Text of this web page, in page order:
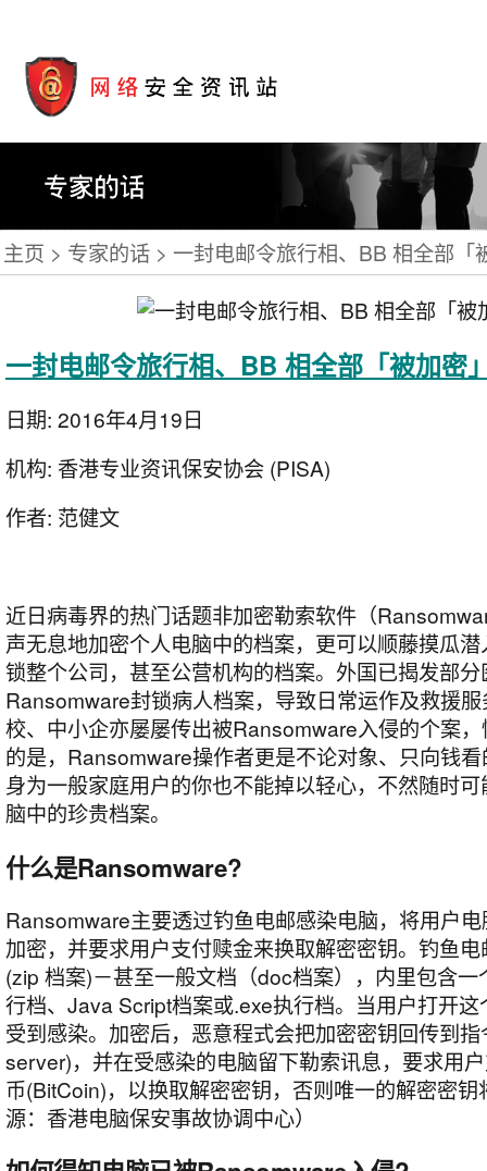
主页 专家的话 一封电邮令旅行相、BB 相全部「
一封电邮令旅行相、BB 相全部「被加密
日期: 2016年4月19日
机构: 香港专业资讯保安协会 (PISA)
作者: 范健文
近日病毒界的热门话题非加密勒索软件（
声无息地加密个人电脑中的档案，更可以顺藤摸瓜
锁整个公司，甚至公营机构的档案。外国已揭发部
Ransomware封锁病人档案，导致日常运作及救援
校、中小企亦屡屡传出被Ransomware入侵的个案
的是，Ransomware操作者更是不论对象、只向钱
身为一般家庭用户的你也不能掉以轻心，不然随时
脑中的珍贵档案。
什么是Ransomware?
Ransomware主要透过钓鱼电邮感染电脑，将用户
加密，并要求用户支付赎金来换取解密密钥。钓鱼
(zip 档案)－甚至一般文档（doc档案），内里包含
行档、Java Script档案或.exe执行档。当用户打开
受到感染。加密后，恶意程式会把加密密钥回传到
server)，并在受感染的电脑留下勒索讯息，要求用
币(BitCoin)，以换取解密密钥，否则唯一的解密密
源：香港电脑保安事故协调中心）